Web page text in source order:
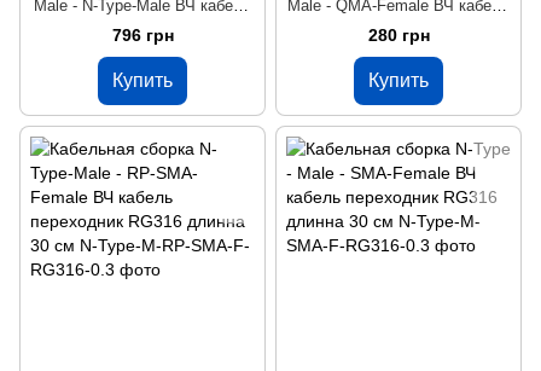
Male - N-Type-Male ВЧ кабель
переходник SS402 длина 50
796 грн
Купить
Male - QMA-Female ВЧ кабель
переходник RG316 длинна 30
280 грн
Купить